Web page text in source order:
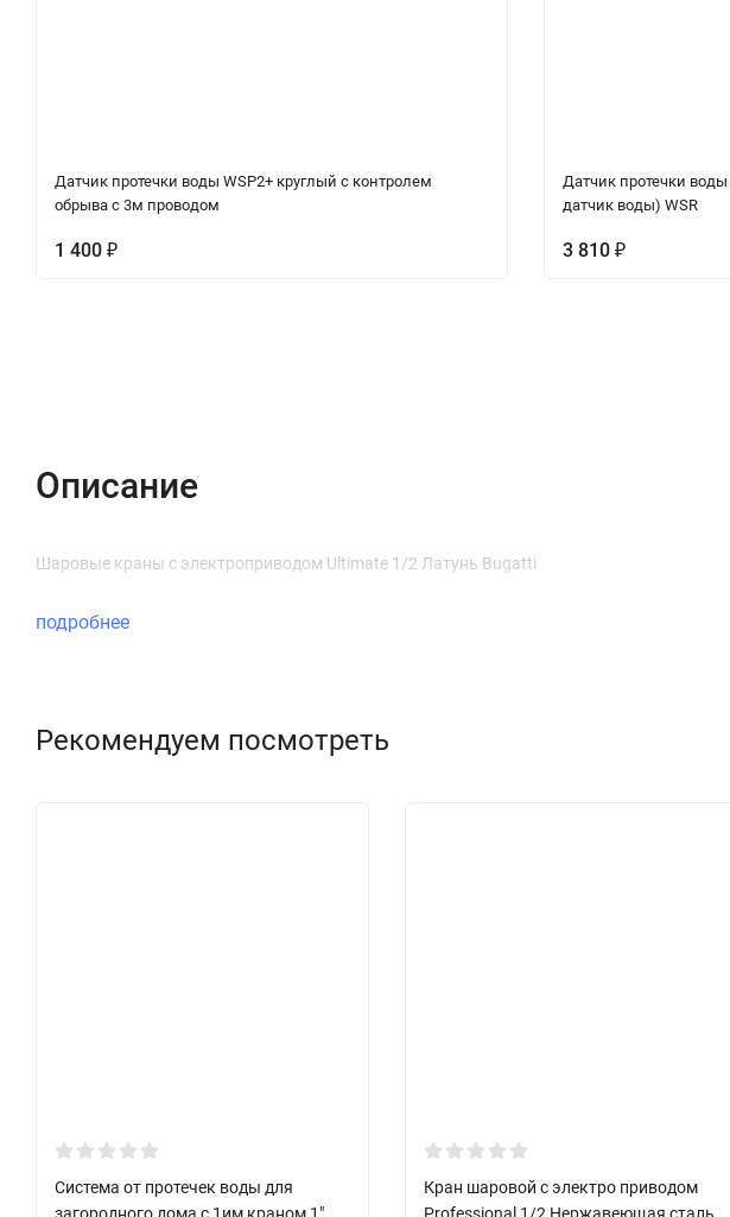
Датчик протечки воды WSP2+ круглый с контролем
обрыва с 3м проводом
1 400 ₽
Датчик протечки
датчик воды) WSR
3 810 ₽
Описание
Шаровые краны с электроприводом Ultimate 1/2 Латунь Bugatti
подробнее
Рекомендуем посмотреть
Система от протечек воды для
Кран шаровой с электро приводом